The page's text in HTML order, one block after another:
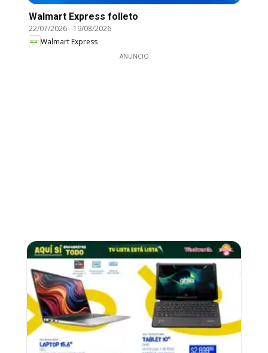
Walmart Express folleto
22/07/2026- 19/08/2026
Walmart Express
ANUNCIO